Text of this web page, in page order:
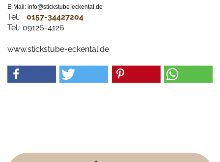
E-Mail: info@stickstube-eckental.de
Tel.: 0157-34427204​
Tel.: 09126-4126
www.stickstube-eckental.de